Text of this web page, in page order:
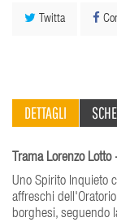
Twitta
DETTAGLI
Trama Lorenzo
Uno Spirito Inquieto
affreschi
borghesi, seguendo